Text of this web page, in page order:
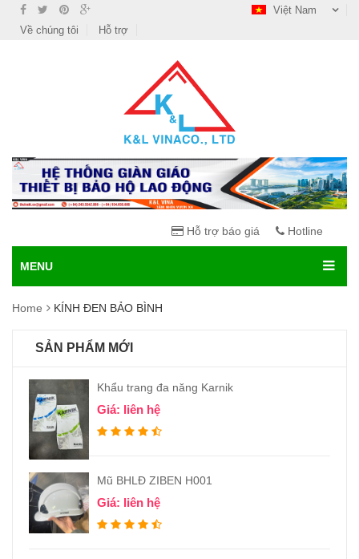
Việt Nam
Về chúng tôi
Hỗ trợ
Hỗ trợ báo giá Hotline
MENU
Home KÍNH ĐEN BẢO BÌNH
SẢN PHẨM MỚI
Khẩu trang đa năng Karnik
Giá: liên hệ
Mũ BHLĐ ZIBEN H001
Giá: liên hệ